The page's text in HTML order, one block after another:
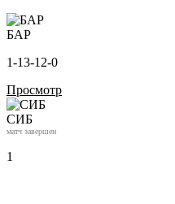
БАР
1-13-1 2-0
Просмотр
СИБ
матч завершен
1